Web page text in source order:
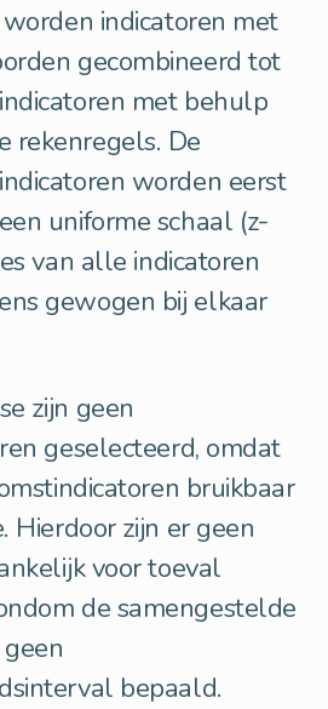
indicatoren met
gecombineerd tot
met behulp
rekenregels. De
worden eerst
uniforme schaal (z-
van alle indicatoren
gewogen bij elkaar
zijn geen
geselecteerd, omdat
bruikbaar
Hierdoor zijn er geen
voor toeval
de samengestelde
bepaald.